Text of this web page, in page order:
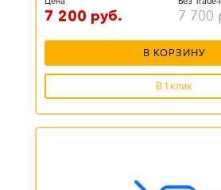
7 200 руб. 7 700
В КОРЗИНУ
В 1 клик